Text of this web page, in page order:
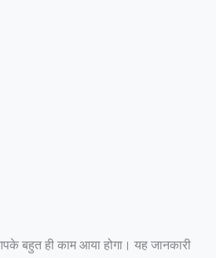
बहुत ही काम आया होगा। यह जानकारी